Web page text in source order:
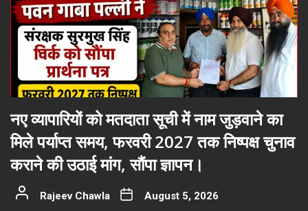
नए व्यापारियों को मतदाता सूची में नाम जुड़वाने का
मिले पर्याप्त समय, फरवरी 2027 तक निष्पक्ष चुनाव
कराने की उठाई मांग, सौंपा ज्ञापन।
Rajeev Chawla August 5, 2026